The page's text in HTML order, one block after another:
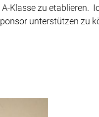
Klasse zu etablieren.
unterstützen zu